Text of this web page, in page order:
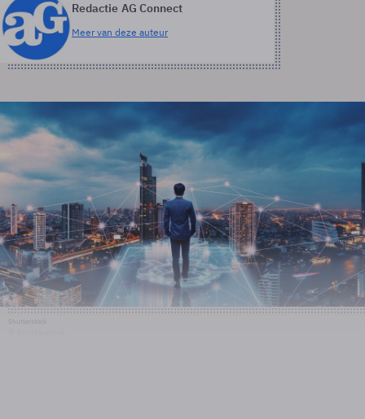
Redactie AG Connect
Meer van deze auteur